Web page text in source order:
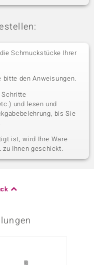
Schmuckstücke Ihrer
bitte den Anweisungen.
Schritte
und lesen und
bis Sie
ist, wird Ihre Ware
Ihnen geschickt.